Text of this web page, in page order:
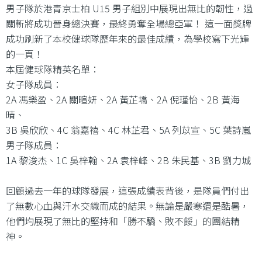
男子隊於港青京士柏 U15 男子組別中展現出無比的韌性，過
關斬將成功晉身總決賽，最終勇奪全場總亞軍！ 這一面獎牌
成功刷新了本校健球隊歷年來的最佳成績，為學校寫下光輝
的一頁！
本屆健球隊精英名單：
女子隊成員：
2A 馮樂盈、2A 關暄妍、2A 黃芷墧、2A 倪瑾怡、2B 黃海
晴、
3B 吳欣欣、4C 翁嘉禧、4C 林芷君、5A 列苡宣、5C 葉詩嵐
男子隊成員：
1A 黎浚杰、1C 吳梓翰、2A 袁梓峰、2B 朱民基、3B 劉力城
回顧過去一年的球隊發展，這張成績表背後，是隊員們付出
了無數心血與汗水交織而成的結果。無論是嚴寒還是酷暑，
他們均展現了無比的堅持和「勝不驕、敗不餒」的團結精
神。